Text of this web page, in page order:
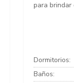
para brindar
Dormitorios:
Baños: